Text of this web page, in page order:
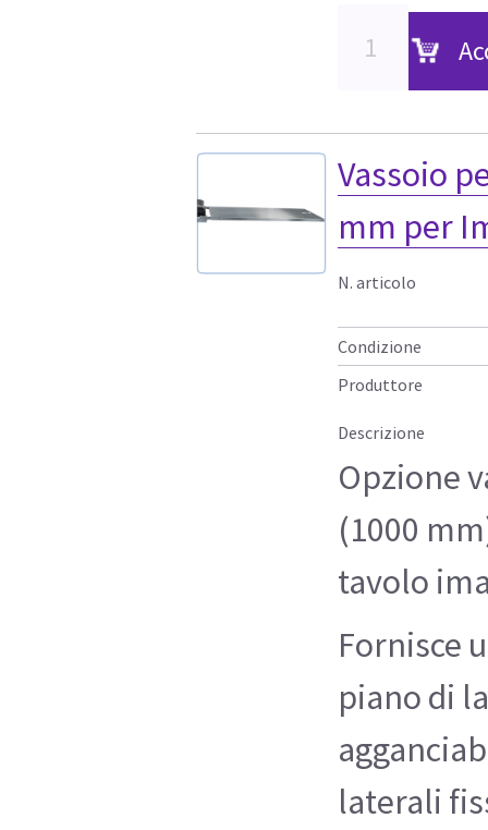
Vassoio
mm per
N. articolo
Condizione
Produttore
Descrizione
Opzione
(1000
tavolo
Fornisce
piano di
laterali